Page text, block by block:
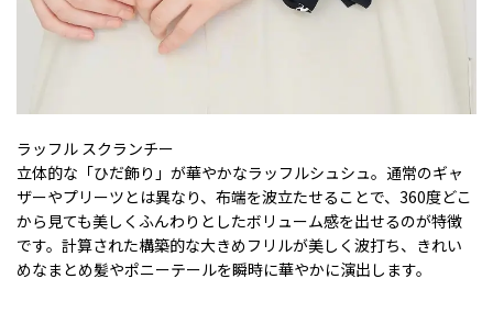
ラッフル スクランチー
立体的な「ひだ飾り」が華やかなラッフルシュシュ。通常のギャ
ザーやプリーツとは異なり、布端を波立たせることで、360度どこ
から見ても美しくふんわりとしたボリューム感を出せるのが特徴
です。計算された構築的な大きめフリルが美しく波打ち、きれい
めなまとめ髪やポニーテールを瞬時に華やかに演出します。